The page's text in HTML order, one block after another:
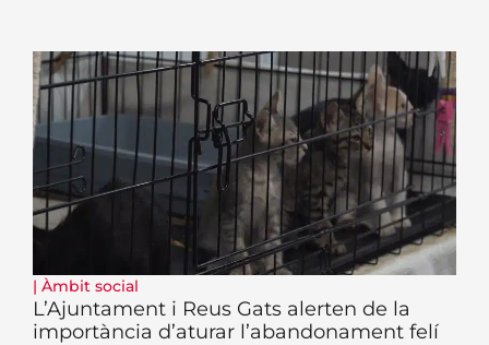
| Àmbit social
L’Ajuntament i Reus Gats alerten de la
importància d’aturar l’abandonament felí